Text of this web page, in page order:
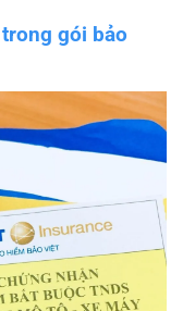
gói bảo